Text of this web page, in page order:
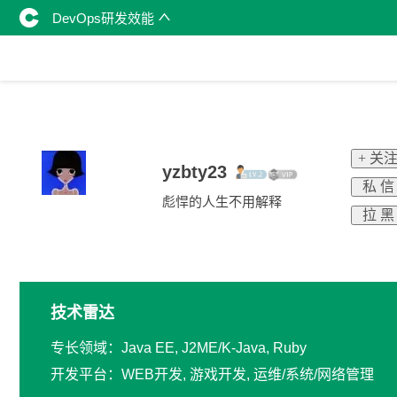
DevOps研发效能
yzbty23
彪悍的人生不用解释
+ 关注
私 信
拉 黑
技术雷达
专长领域：Java EE, J2ME/K-Java, Ruby
开发平台：WEB开发, 游戏开发, 运维/系统/网络管理